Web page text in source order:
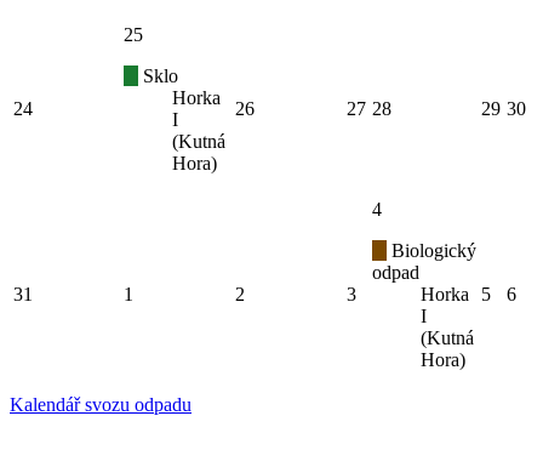
24
25
Sklo
Horka
I
(Kutná
Hora)
26 27 28 29 30
31 1 2 3
4
Biologický
odpad
Horka
I
(Kutná
Hora)
5 6
Kalendář svozu odpadu